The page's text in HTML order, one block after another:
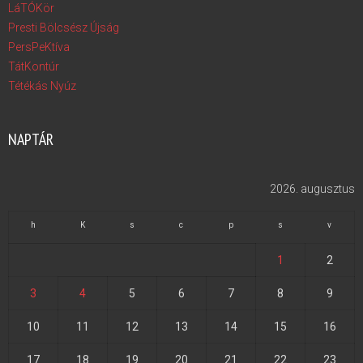
LáTÓKör
Presti Bölcsész Újság
PersPeKtíva
TátKontúr
Tétékás Nyúz
NAPTÁR
2026. augusztus
h K s c p s v
1 2
3 4 5 6 7 8 9
10 11 12 13 14 15 16
17 18 19 20 21 22 23